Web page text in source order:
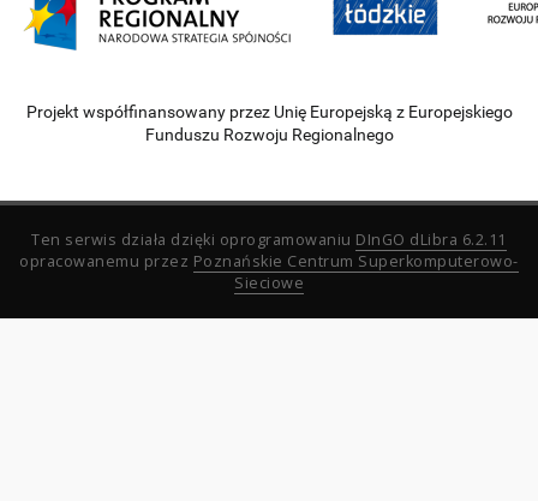
Projekt współfinansowany przez Unię Europejską z Europejskiego
Funduszu Rozwoju Regionalnego
Ten serwis działa dzięki oprogramowaniu DInGO dLibra 6.2.11
opracowanemu przez Poznańskie Centrum Superkomputerowo-
Sieciowe